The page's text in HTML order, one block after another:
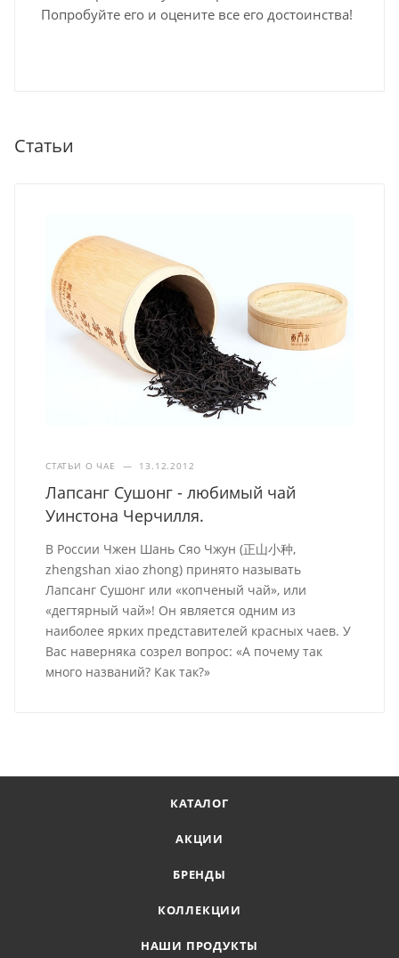
Попробуйте его и оцените все его достоинства!
Статьи
СТАТЬИ О ЧАЕ — 13.12.2012
Лапсанг Сушонг - любимый чай
Уинстона Черчилля.
В России Чжен Шань Сяо Чжун (正山小种,
zhengshan xiao zhong) принято называть
Лапсанг Сушонг или «копченый чай», или
«дегтярный чай»! Он является одним из
наиболее ярких представителей красных чаев. У
Вас наверняка созрел вопрос: «А почему так
много названий? Как так?»
КАТАЛОГ
АКЦИИ
БРЕНДЫ
КОЛЛЕКЦИИ
НАШИ ПРОДУКТЫ